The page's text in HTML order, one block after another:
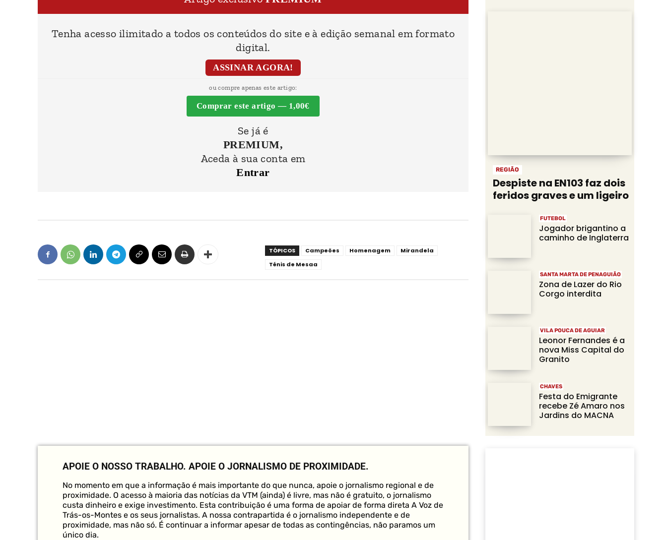
Tenha acesso ilimitado a todos os conteúdos do site e à edição semanal em formato
digital.
ASSINAR AGORA!
ou compre apenas este artigo:
Comprar este artigo — 1,00€
Se já é
PREMIUM,
Aceda à sua conta em
Entrar
TÓPICOS Campeões Homenagem
Mirandela
Ténis de Mesaa
APOIE O NOSSO TRABALHO. APOIE O JORNALISMO DE PROXIMIDADE.
No momento em que a informação é mais importante do que nunca, apoie o jornalismo regional e de
proximidade. O acesso à maioria das notícias da VTM (ainda) é livre, mas não é gratuito, o jornalismo
custa dinheiro e exige investimento. Esta contribuição é uma forma de apoiar de forma direta A Voz de
Trás-os-Montes e os seus jornalistas. A nossa contrapartida é o jornalismo independente e de
proximidade, mas não só. É continuar a informar apesar de todas as contingências, não paramos um
único dia.
REGIÃO
Despiste na EN103 faz dois
feridos graves e um ligeiro
FUTEBOL
Jogador brigantino a
caminho de Inglaterra
SANTA MARTA DE PENAGUIÃO
Zona de Lazer do Rio
Corgo interdita
VILA POUCA DE AGUIAR
Leonor Fernandes é a
nova Miss Capital do
Granito
CHAVES
Festa do Emigrante
recebe Zé Amaro nos
Jardins do MACNA